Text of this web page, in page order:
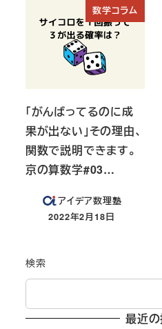
数学コラム
「がんばってるのに成
果が出ない」その理由、
関数で説明できます。
京の算数学#03…
アイデア数理塾
投稿日
2022年2月18日
検索
最近